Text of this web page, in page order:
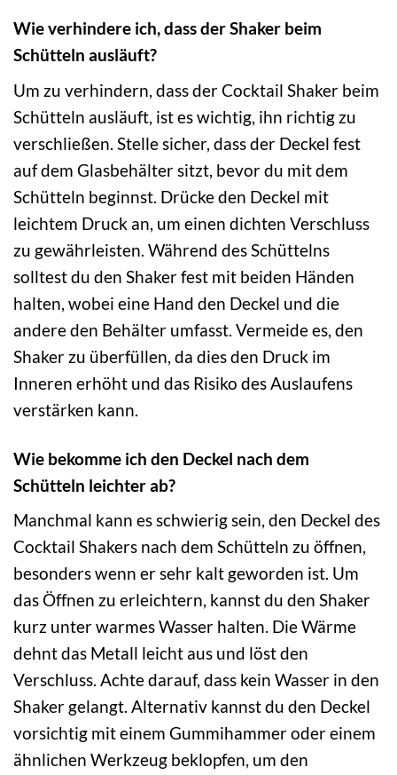
Wie verhindere ich, dass der Shaker beim
Schütteln ausläuft?
Um zu verhindern, dass der Cocktail Shaker beim
Schütteln ausläuft, ist es wichtig, ihn richtig zu
verschließen. Stelle sicher, dass der Deckel fest
auf dem Glasbehälter sitzt, bevor du mit dem
Schütteln beginnst. Drücke den Deckel mit
leichtem Druck an, um einen dichten Verschluss
zu gewährleisten. Während des Schüttelns
solltest du den Shaker fest mit beiden Händen
halten, wobei eine Hand den Deckel und die
andere den Behälter umfasst. Vermeide es, den
Shaker zu überfüllen, da dies den Druck im
Inneren erhöht und das Risiko des Auslaufens
verstärken kann.
Wie bekomme ich den Deckel nach dem
Schütteln leichter ab?
Manchmal kann es schwierig sein, den Deckel des
Cocktail Shakers nach dem Schütteln zu öffnen,
besonders wenn er sehr kalt geworden ist. Um
das Öffnen zu erleichtern, kannst du den Shaker
kurz unter warmes Wasser halten. Die Wärme
dehnt das Metall leicht aus und löst den
Verschluss. Achte darauf, dass kein Wasser in den
Shaker gelangt. Alternativ kannst du den Deckel
vorsichtig mit einem Gummihammer oder einem
ähnlichen Werkzeug beklopfen, um den